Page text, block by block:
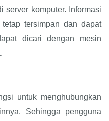
server komputer. Informasi
tersimpan dan dapat
dicari dengan mesin
untuk menghubungkan
Sehingga pengguna